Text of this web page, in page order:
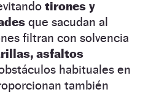
tirones y
que sacudan al
filtran con solvencia
asfaltos
habituales en
también